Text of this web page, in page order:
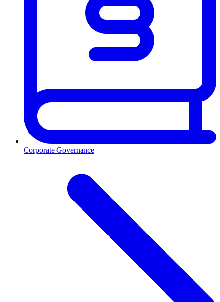
Corporate Governance